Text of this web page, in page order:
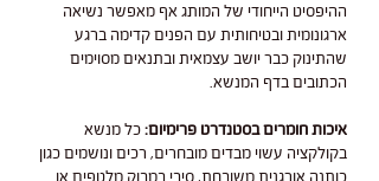
ההיפסיט הייחודי של המותג אף מאפשר נשיאה
ארגונומית ובטיחותית עם הפנים קדימה ברגע
שהתינוק כבר יושב עצמאית ובתנאים מסוימים
הכתובים בדף המנשא.
איכות חומרים בסטנדרט פרימיום: כל מנשא
בקולקציה עשוי מבדים מובחרים, רכים ונושמים כגון
כותנה אורגנית משובחת, סיבי במבוק מלטפים או